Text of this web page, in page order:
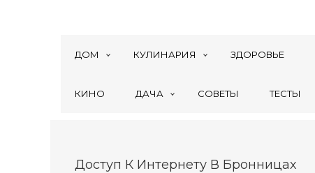
ДОМ КУЛИНАРИЯ ЗДОРОВЬЕ
КИНО ДАЧА СОВЕТЫ ТЕСТЫ
Доступ К Интернету В Бронницах